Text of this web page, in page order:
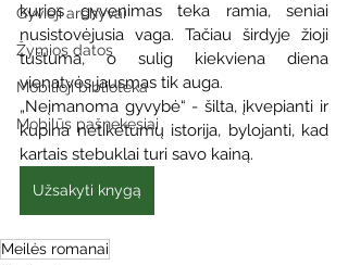
Gyvieji archyvai
Žymios datos
Mobilioji biblioteka
Mobilūs pašnekesiai
kurios gyvenimas teka ramia, seniai
nusistovėjusia vaga. Tačiau širdyje žioji
tuštuma, o sulig kiekviena diena
vienatvės jausmas tik auga.
„Neįmanoma gyvybė“ - šilta, įkvepianti ir
kupina netikėtumų istorija, bylojanti, kad
kartais stebuklai turi savo kainą.
Užsakyti knygą
Meilės romanai